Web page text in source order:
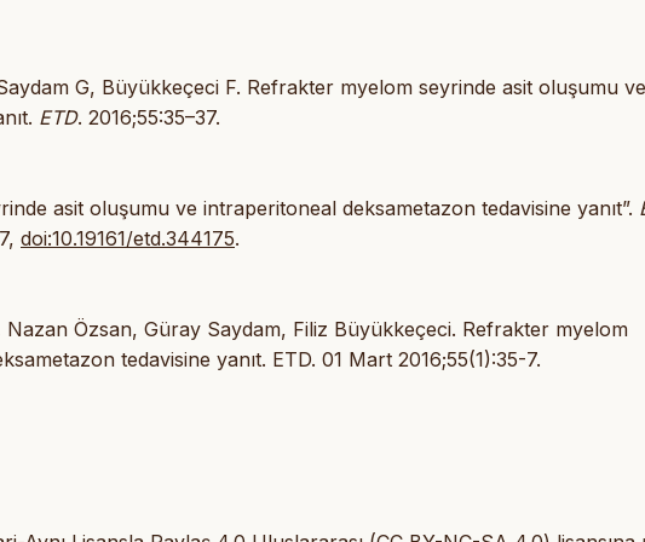
G, Büyükkeçeci F. Refrakter myelom seyrinde asit oluşumu ve
ETD. 2016;55:35–37.
asit oluşumu ve intraperitoneal deksametazon tedavisine yanıt”.
doi:10.19161/etd.344175.
Özsan, Güray Saydam, Filiz Büyükkeçeci. Refrakter myelom
tedavisine yanıt. ETD. 01 Mart 2016;55(1):35-7.